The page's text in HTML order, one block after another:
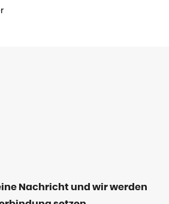
Nachricht und wir werden